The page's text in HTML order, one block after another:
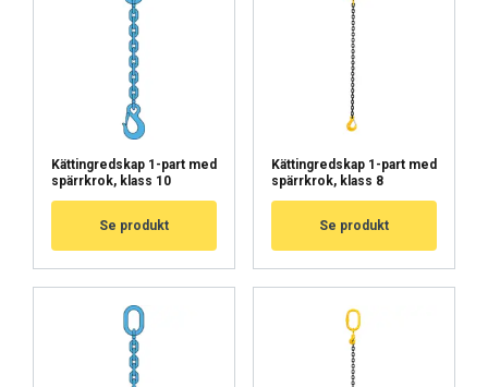
Kättingredskap 1-part med
spärrkrok, klass 10
Se produkt
Kättingredskap 1-part med
spärrkrok, klass 8
Se produkt
kanssa, jotka voivat yhdistää ne muihin
tietoihin, jotka olet heille antanut tai joita he
ovat keränneet käyttäessäsi palveluitaan.
Tietosuojakäytäntö
Ehdottomasti
välttämättömät
Suorituskyvylliset